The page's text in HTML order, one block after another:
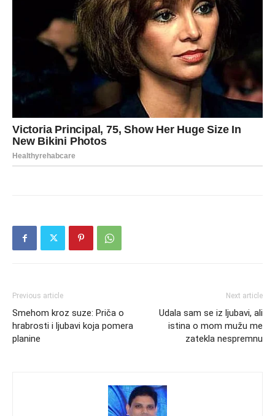
Previous article
Smehom kroz suze: Priča o
hrabrosti i ljubavi koja pomera
planine
Next article
Udala sam se iz ljubavi, ali
istina o mom mužu me
zatekla nespremnu